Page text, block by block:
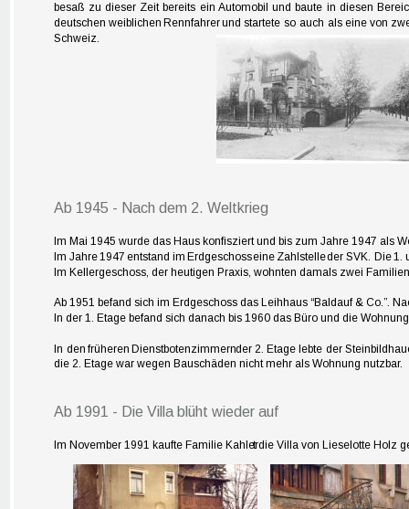
besaß zu dieser Zeit bereits ein Automobil und baute in diesen
deutschen weiblichen Rennfahrer und startete so auch als eine von
Schweiz.
https://
Ab 1945 - Nach dem 2. Weltkrieg
Im Mai 1945 wurde das Haus konfisziert und bis zum Jahre 1947 als
Im Jahre 1947 entstand im Erdgeschoss eine Zahlstelle der SVK. Die 1.
Im Kellergeschoss, der heutigen Praxis, wohnten damals zwei
Ab 1951 befand sich im Erdgeschoss das Leihhaus “Baldauf & Co.”.
In der 1. Etage befand sich danach bis 1960 das Büro und die
In den früheren Dienstbotenzimmern der 2. Etage lebte der
die 2. Etage war wegen Bauschäden nicht mehr als Wohnung nutzbar.
Ab 1991 - Die Villa blüht wieder auf
Im November 1991 kaufte Familie Kahlert die Villa von Lieselotte Holz